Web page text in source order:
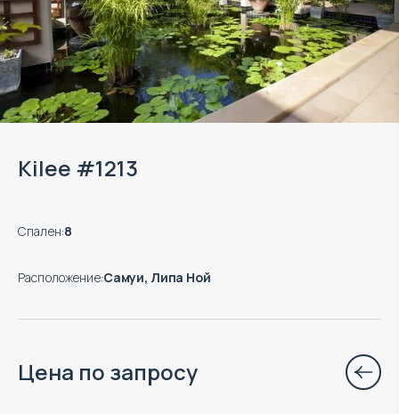
Kilee #1213
Спален:8
Расположение:Самуи, Липа Ной
Цена по запросу